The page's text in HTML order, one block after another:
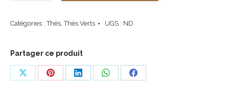
Fukujyu
Catégories :Thés,Thés Verts UGS : ND
Partager ce produit
Share
Share
Share
Share
Share